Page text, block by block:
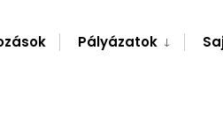
Pályázatok